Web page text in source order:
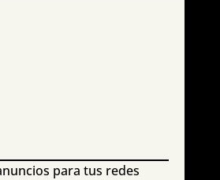
para tus redes